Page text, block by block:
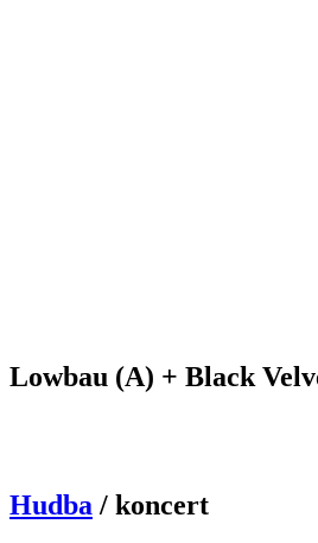
Lowbau (A) + Black
Hudba / koncert